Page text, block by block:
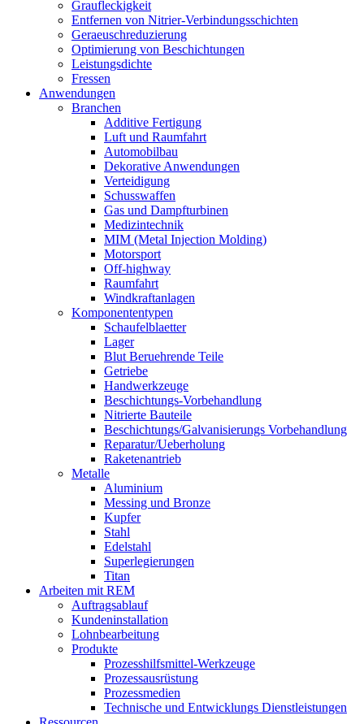
Graufleckigkeit
Entfernen von Nitrier-Verbindungsschichten
Geraeuschreduzierung
Optimierung von Beschichtungen
Leistungsdichte
Fressen
Anwendungen
Branchen
Additive Fertigung
Luft und Raumfahrt
Automobilbau
Dekorative Anwendungen
Verteidigung
Schusswaffen
Gas und Dampfturbinen
Medizintechnik
MIM (Metal Injection Molding)
Motorsport
Off-highway
Raumfahrt
Windkraftanlagen
Komponententypen
Schaufelblaetter
Lager
Blut Beruehrende Teile
Getriebe
Handwerkzeuge
Beschichtungs-Vorbehandlung
Nitrierte Bauteile
Beschichtungs/Galvanisierungs Vorbehandlung
Reparatur/Ueberholung
Raketenantrieb
Metalle
Aluminium
Messing und Bronze
Kupfer
Stahl
Edelstahl
Superlegierungen
Titan
Arbeiten mit REM
Auftragsablauf
Kundeninstallation
Lohnbearbeitung
Produkte
Prozesshilfsmittel-Werkzeuge
Prozessausrüstung
Prozessmedien
Technische und Entwicklungs Dienstleistungen